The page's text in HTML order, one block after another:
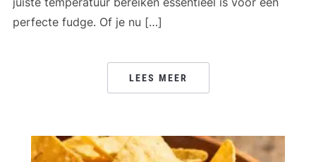
perfecte fudge. Of je nu […]
LEES MEER